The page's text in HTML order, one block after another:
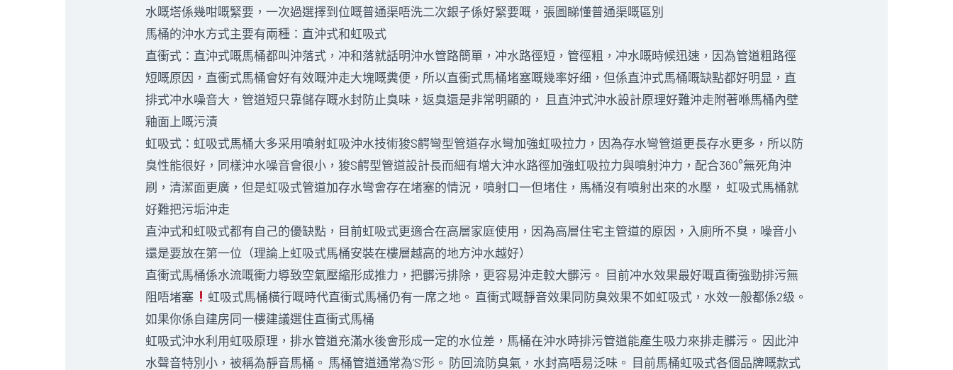
水嘅塔係幾咁嘅緊要，一次過選擇到位嘅普通渠唔洗二次銀子係好緊要嘅，張圖睇懂普通渠嘅區別
馬桶的沖水方式主要有兩種：直沖式和虹吸式
直衝式：直沖式嘅馬桶都叫沖落式，冲和落就話明沖水管路簡單，冲水路徑短，管徑粗，冲水嘅時候迅速，因為管道粗路徑
短嘅原因，直衝式馬桶會好有效嘅沖走大塊嘅糞便，所以直衝式馬桶堵塞嘅幾率好细，但係直沖式馬桶嘅缺點都好明显，直
排式冲水噪音大，管道短只靠儲存嘅水封防止臭味，返臭還是非常明顯的， 且直沖式沖水設計原理好難沖走附著喺馬桶內壁
釉面上嘅污漬
虹吸式：虹吸式馬桶大多采用噴射虹吸沖水技術狻S齶彎型管道存水彎加強虹吸拉力，因為存水彎管道更長存水更多，所以防
臭性能很好，同樣沖水噪音會很小，狻S齶型管道設計長而細有增大沖水路徑加強虹吸拉力與噴射沖力，配合360°無死角沖
刷，清潔面更廣，但是虹吸式管道加存水彎會存在堵塞的情況，噴射口一但堵住，馬桶沒有噴射出來的水壓， 虹吸式馬桶就
好難把污垢沖走
直沖式和虹吸式都有自己的優缺點，目前虹吸式更適合在高層家庭使用，因為高層住宅主管道的原因，入廁所不臭，噪音小
還是要放在第一位（理論上虹吸式馬桶安裝在樓層越高的地方沖水越好）
直衝式馬桶係水流嘅衝力導致空氣壓縮形成推力，把髒污排除，更容易沖走較大髒污。 目前冲水效果最好嘅直衝強勁排污無
阻唔堵塞
虹吸式馬桶橫行嘅時代直衝式馬桶仍有一席之地。 直衝式嘅靜音效果同防臭效果不如虹吸式，水效一般都係2级。
如果你係自建房同一樓建議選住直衝式馬桶
虹吸式沖水利用虹吸原理，排水管道充滿水後會形成一定的水位差，馬桶在沖水時排污管道能產生吸力來排走髒污。 因此沖
水聲音特別小，被稱為靜音馬桶。 馬桶管道通常為’S’形。 防回流防臭氣，水封高唔易泛味。 目前馬桶虹吸式各個品牌嘅款式